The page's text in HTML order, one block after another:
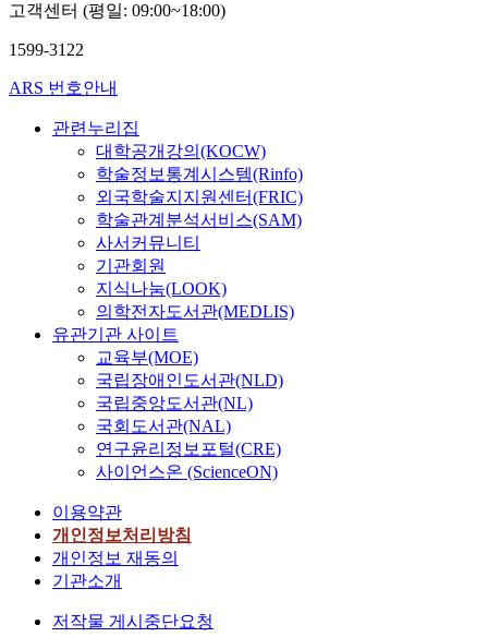
고객센터 (평일: 09:00~18:00)
1599-3122
ARS 번호안내
관련누리집
대학공개강의(KOCW)
학술정보통계시스템(Rinfo)
외국학술지지원센터(FRIC)
학술관계분석서비스(SAM)
사서커뮤니티
기관회원
지식나눔(LOOK)
의학전자도서관(MEDLIS)
유관기관 사이트
교육부(MOE)
국립장애인도서관(NLD)
국립중앙도서관(NL)
국회도서관(NAL)
연구윤리정보포털(CRE)
사이언스온 (ScienceON)
이용약관
개인정보처리방침
개인정보 재동의
기관소개
저작물 게시중단요청